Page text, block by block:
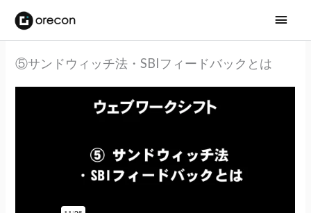
メ
イ
⑤サンドウィッチ法・SBIフィードバックとは